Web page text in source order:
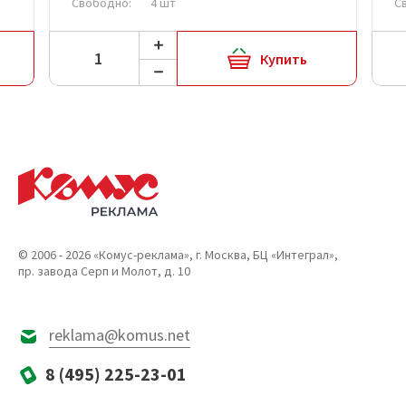
Купить
© 2006 - 2026 «Комус-реклама», г. Москва, БЦ «Интеграл»,
пр. завода Серп и Молот, д. 10
reklama@komus.net
8 (495) 225-23-01